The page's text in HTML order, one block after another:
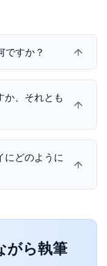
ですか？
か、それとも
にどのように
がら執筆